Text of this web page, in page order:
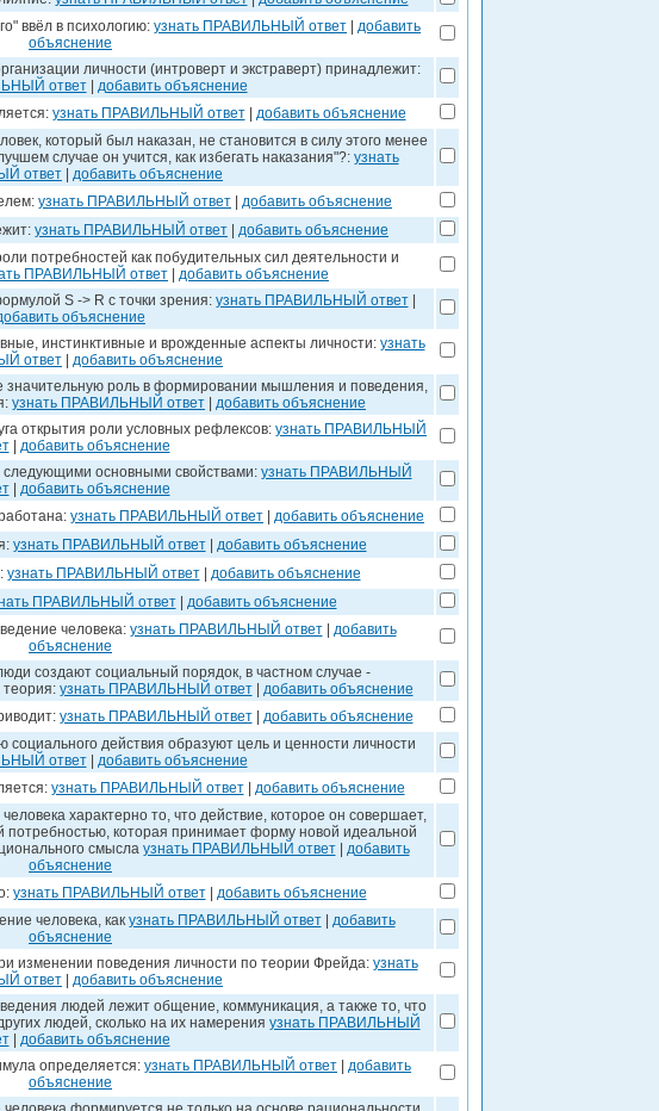
ввёл в психологию: узнать ПРАВИЛЬНЫЙ ответ
добавить
объяснение
личности (интроверт и экстраверт) принадлежит:
ответ| добавить объяснение
узнать ПРАВИЛЬНЫЙ ответ| добавить объяснение
который был наказан, не становится в силу этого менее
случае он учится, как избегать наказания"?: узнать
ответ
добавить объяснение
узнать ПРАВИЛЬНЫЙ ответ
добавить объяснение
узнать ПРАВИЛЬНЫЙ ответ добавить объяснение
потребностей как побудительных сил деятельности и
ПРАВИЛЬНЫЙ ответ добавить объяснение
S -> R с точки зрения: узнать ПРАВИЛЬНЫЙ ответ|
объяснение
инстинктивные и врожденные аспекты личности: узнать
ответ
добавить объяснение
значительную роль в формировании мышления и поведения,
узнать ПРАВИЛЬНЫЙ ответ добавить объяснение
открытия роли условных рефлексов: узнать ПРАВИЛЬНЫЙ
| добавить объяснение
следующими основными свойствами: узнать ПРАВИЛЬНЫЙ
| добавить объяснение
узнать ПРАВИЛЬНЫЙ ответ
добавить объяснение
узнать ПРАВИЛЬНЫЙ ответ| добавить объяснение
узнать ПРАВИЛЬНЫЙ ответ| добавить объяснение
ПРАВИЛЬНЫЙ ответ| добавить объяснение
человека: узнать ПРАВИЛЬНЫЙ ответ| добавить
объяснение
создают социальный порядок, в частном случае -
узнать ПРАВИЛЬНЫЙ ответ| добавить объяснение
узнать ПРАВИЛЬНЫЙ ответ| добавить объяснение
социального действия образуют цель и ценности личности
ответ| добавить объяснение
узнать ПРАВИЛЬНЫЙ ответ| добавить объяснение
характерно то, что действие, которое он совершает,
потребностью, которая принимает форму новой идеальной
смысла узнать ПРАВИЛЬНЫЙ ответ| добавить
объяснение
узнать ПРАВИЛЬНЫЙ ответ| добавить объяснение
человека, как узнать ПРАВИЛЬНЫЙ ответ| добавить
объяснение
изменении поведения личности по теории Фрейда: узнать
ответ
добавить объяснение
людей лежит общение, коммуникация, а также то, что
людей, сколько на их намерения узнать ПРАВИЛЬНЫЙ
| добавить объяснение
определяется: узнать ПРАВИЛЬНЫЙ ответ
добавить
объяснение